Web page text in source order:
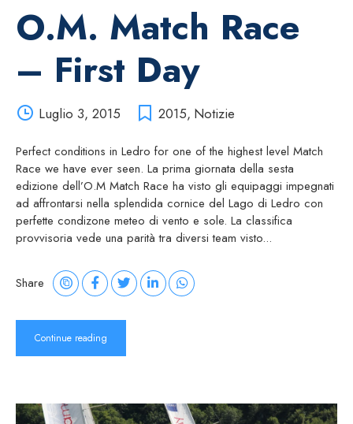
O.M. Match Race
– First Day
Luglio 3, 2015 2015, Notizie
Perfect conditions in Ledro for one of the highest level Match
Race we have ever seen. La prima giornata della sesta
edizione dell’O.M Match Race ha visto gli equipaggi impegnati
ad affrontarsi nella splendida cornice del Lago di Ledro con
perfette condizone meteo di vento e sole. La classifica
provvisoria vede una parità tra diversi team visto...
Share
Continue reading